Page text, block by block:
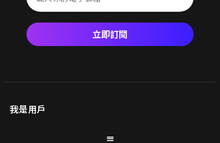
立即訂閱
我是用戶